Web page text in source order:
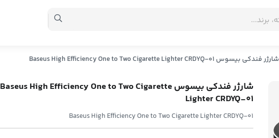
شارژر فندکی بیسوس Baseus High Efficiency One to Two Cigarette Lighter CRDYQ-01
شارژر فندکی بیسوس Baseus High Efficiency One to Two Cigarette
Lighter CRDYQ-01
Baseus High Efficiency One to Two Cigarette Lighter CRDYQ-01